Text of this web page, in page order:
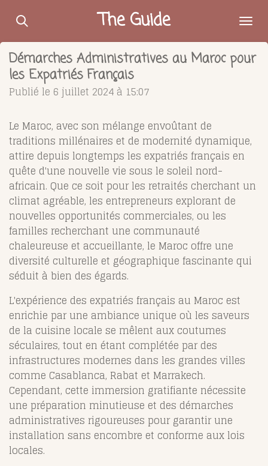
Passer
contenu
principal
The Guide
Démarches Administratives au Maroc pour
les Expatriés Français
Publié le 6 juillet 2024 à 15:07
Le Maroc, avec son mélange envoûtant de
traditions millénaires et de modernité dynamique,
attire depuis longtemps les expatriés français en
quête d'une nouvelle vie sous le soleil nord-
africain. Que ce soit pour les retraités cherchant un
climat agréable, les entrepreneurs explorant de
nouvelles opportunités commerciales, ou les
familles recherchant une communauté
chaleureuse et accueillante, le Maroc offre une
diversité culturelle et géographique fascinante qui
séduit à bien des égards.
L'expérience des expatriés français au Maroc est
enrichie par une ambiance unique où les saveurs
de la cuisine locale se mêlent aux coutumes
séculaires, tout en étant complétée par des
infrastructures modernes dans les grandes villes
comme Casablanca, Rabat et Marrakech.
Cependant, cette immersion gratifiante nécessite
une préparation minutieuse et des démarches
administratives rigoureuses pour garantir une
installation sans encombre et conforme aux lois
locales.